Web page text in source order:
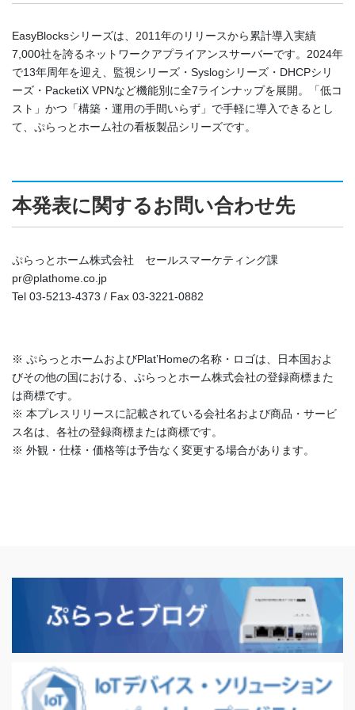
EasyBlocksシリーズは、2011年のリリースから累計導入実績
7,000社を誇るネットワークアプライアンスサーバーです。2024年
で13年周年を迎え、監視シリーズ・Syslogシリーズ・DHCPシリ
ーズ・PacketiX VPNなど機能別に全7ラインナップを展開。「低コ
スト」かつ「構築・運用の手間いらず」で手軽に導入できるとし
て、ぷらっとホーム社の看板製品シリーズです。
本発表に関するお問い合わせ先
ぷらっとホーム株式会社 セールスマーケティング課
pr@plathome.co.jp
Tel 03-5213-4373 / Fax 03-3221-0882
※ ぷらっとホームおよびPlat’Homeの名称・ロゴは、日本国およ
びその他の国における、ぷらっとホーム株式会社の登録商標また
は商標です。
※ 本プレスリリースに記載されている会社名および商品・サービ
ス名は、各社の登録商標または商標です。
※ 外観・仕様・価格等は予告なく変更する場合があります。